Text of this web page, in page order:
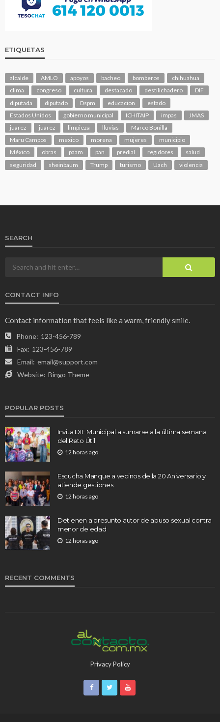
ETIQUETAS
alcalde AMLO apoyos bacheo bomberos
chihuahua
clima
congreso cultura destacado destilichadero
DIF
diputada
diputado Dspm educacion
estado
Estados Unidos
gobierno municipal ICHITAIP impas
JMAS
juarez
juárez limpieza lluvias
Marco Bonilla
Maru Campos
mexico morena mujeres
municipio
México
obras paam pan predial regidores
salud
seguridad
sheinbaum Trump turismo Uach violencia
SEARCH
CONTACT INFO
Contact information that feels like a warm, friendly smile.
Phone: 123-456-789
Fax: 123-456-789
Email: email@support.com
Website: Bingo Theme
POPULAR POSTS
Invita DIF Municipal a sumarse a la última semana
del Reto Útil
12 horas ago
Escucha Manque a vecinos de la 20 Aniversario y
atiende gestiones
12 horas ago
Detienen a presunto autor de abuso sexual contra
menor de edad
12 horas ago
RECENT COMMENTS
Privacy Policy